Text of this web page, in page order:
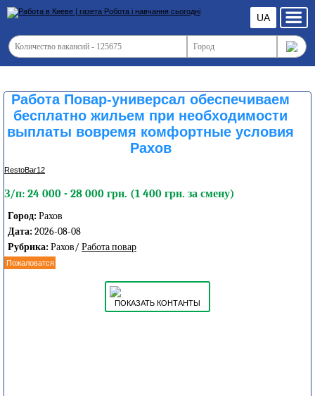
UA
Работа Повар-универсал обеспечиваем
бесплатно жильем при необходимости
выплаты вовремя комфортные условия
Рахов
RestoBar12
З/п: 24 000 - 28 000 грн. (1 400 грн. за смену)
Город: Рахов
Дата: 2026-08-08
Рубрика: Рахов/ Работа повар
Пожаловатся
ПОКАЗАТЬ КОНТАНТЫ